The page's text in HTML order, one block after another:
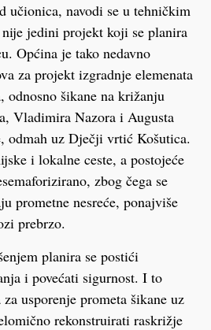
učionica, navodi se u tehničkim
jedini projekt koji se planira
Općina je tako nedavno
za projekt izgradnje elemenata
odnosno šikane na križanju
Vladimira Nazora i Augusta
odmah uz Dječji vrtić Košutica.
i lokalne ceste, a postojeće
zbog čega se
prometne nesreće, ponajviše
prebrzo.
planira se postići
i povećati sigurnost. I to
usporenje prometa šikane uz
rekonstruirati raskrižje